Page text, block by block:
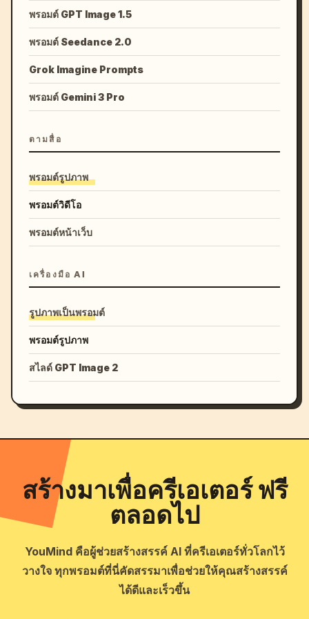
พรอมต์ GPT Image 1.5
พรอมต์ Seedance 2.0
Grok Imagine Prompts
พรอมต์ Gemini 3 Pro
ตามสื่อ
พรอมต์รูปภาพ
พรอมต์วิดีโอ
พรอมต์หน้าเว็บ
เครื่องมือ AI
รูปภาพเป็นพรอมต์
พรอมต์รูปภาพ
สไลด์ GPT Image 2
สร้างมาเพื่อครีเอเตอร์ ฟรี
ตลอดไป
YouMind คือผู้ช่วยสร้างสรรค์ AI ที่ครีเอเตอร์ทั่วโลกไว้
วางใจ ทุกพรอมต์ที่นี่คัดสรรมาเพื่อช่วยให้คุณสร้างสรรค์
ได้ดีและเร็วขึ้น